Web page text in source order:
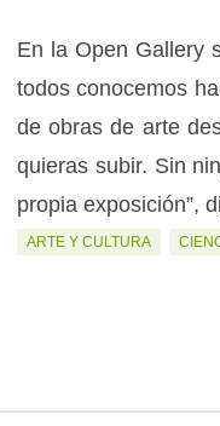
En la Open Gallery
todos conocemos
de obras de arte
quieras subir. Sin
propia exposición”,
ARTE Y CULTURA